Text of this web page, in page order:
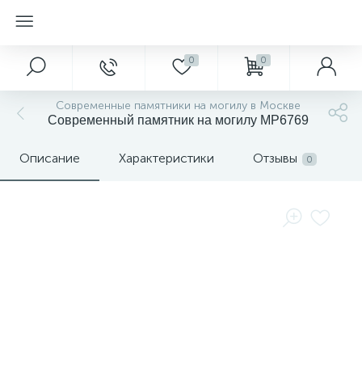
0 0
Современные памятники на могилу в Москве
Современный памятник на могилу MP6769
Описание Характеристики Отзывы 0